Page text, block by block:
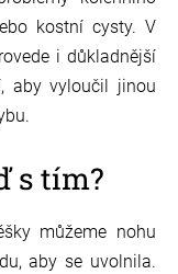
kostní cysty. V
i důkladnější
aby vyloučil jinou
s tím?
můžeme nohu
aby se uvolnila.